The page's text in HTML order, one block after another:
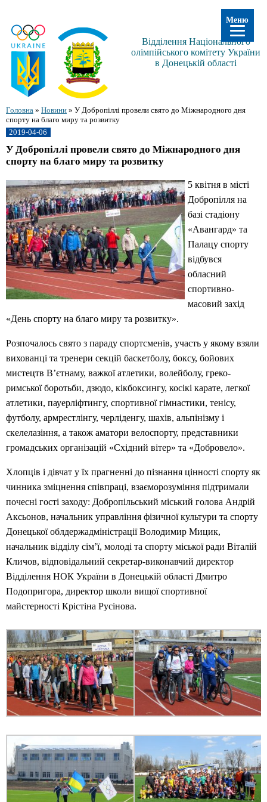
Відділення Національного
олімпійського комітету України
в Донецькій області
Головна » Новини » У Добропіллі провели свято до Міжнародного дня
спорту на благо миру та розвитку
2019-04-06
У Добропіллі провели свято до Міжнародного дня
спорту на благо миру та розвитку
5 квітня в місті
Добропілля на
базі стадіону
«Авангард» та
Палацу спорту
відбувся
обласний
спортивно-
масовий захід
«День спорту на благо миру та розвитку».
Розпочалось свято з параду спортсменів, участь у якому взяли
вихованці та тренери секцій баскетболу, боксу, бойових
мистецтв В’єтнаму, важкої атлетики, волейболу, греко-
римської боротьби, дзюдо, кікбоксингу, косікі карате, легкої
атлетики, пауерліфтингу, спортивної гімнастики, тенісу,
футболу, армрестлінгу, черліденгу, шахів, альпінізму і
скелелазіння, а також аматори велоспорту, представники
громадських організацій «Східний вітер» та «Добровело».
Хлопців і дівчат у їх прагненні до пізнання цінності спорту як
чинника зміцнення співпраці, взаєморозуміння підтримали
почесні гості заходу: Добропільський міський голова Андрій
Аксьонов, начальник управління фізичної культури та спорту
Донецької облдержадміністрації Володимир Мицик,
начальник відділу сім’ї, молоді та спорту міської ради Віталій
Кличов, відповідальний секретар-виконавчий директор
Відділення НОК України в Донецькій області Дмитро
Подопригора, директор школи вищої спортивної
майстерності Крістіна Русінова.
Меню